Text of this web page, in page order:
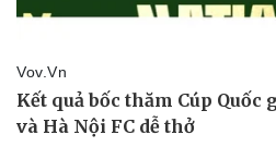
Thông tin doanh nghiệp
Doanh nghiệp 24h